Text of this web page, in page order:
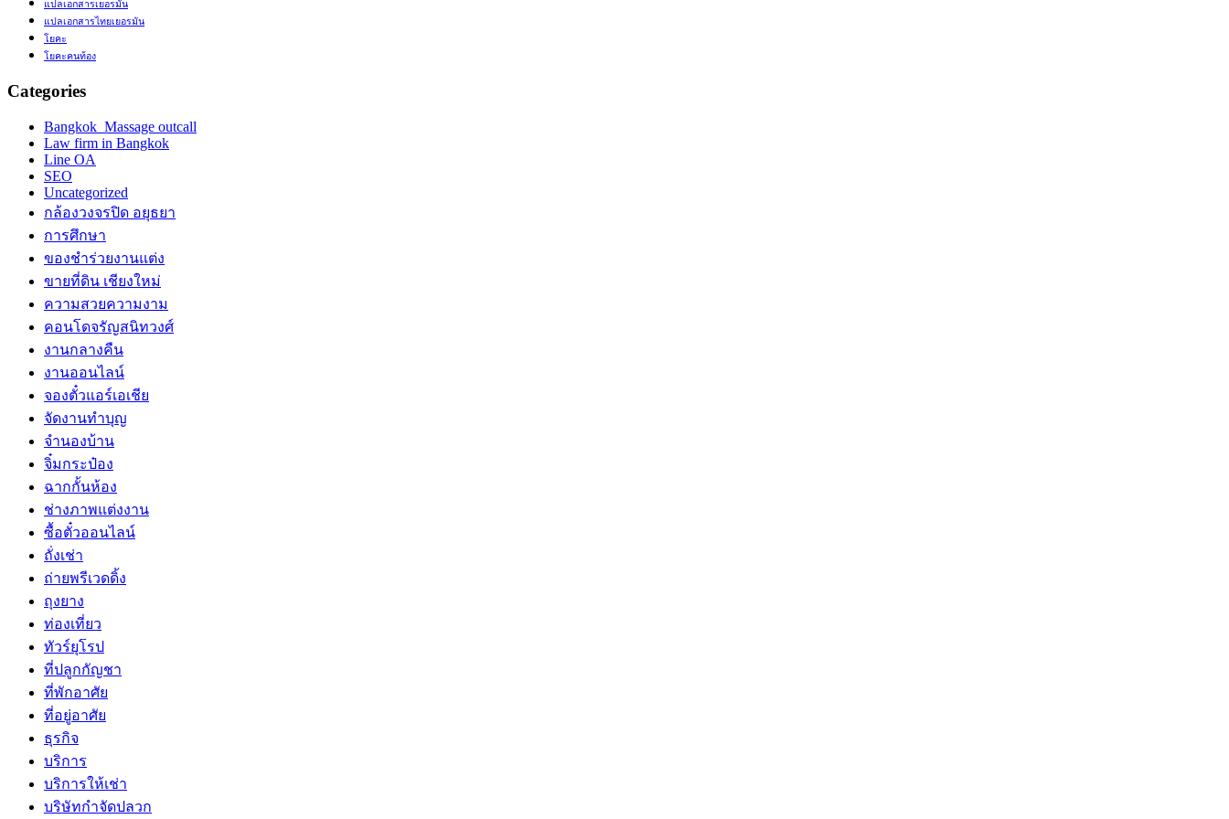
แปลเอกสารเยอรมัน
แปลเอกสารไทยเยอรมัน
โยคะ
โยคะคนท้อง
Categories
Bangkok Massage outcall
Law firm in Bangkok
Line OA
SEO
Uncategorized
กล้องวงจรปิด อยุธยา
การศึกษา
ของชำร่วยงานแต่ง
ขายที่ดิน เชียงใหม่
ความสวยความงาม
คอนโดจรัญสนิทวงศ์
งานกลางคืน
งานออนไลน์
จองตั๋วแอร์เอเชีย
จัดงานทำบุญ
จำนองบ้าน
จิ๋มกระป๋อง
ฉากกั้นห้อง
ช่างภาพแต่งงาน
ซื้อตั๋วออนไลน์
ถั่งเช่า
ถ่ายพรีเวดดิ้ง
ถุงยาง
ท่องเที่ยว
ทัวร์ยุโรป
ที่ปลูกกัญชา
ที่พักอาศัย
ที่อยู่อาศัย
ธุรกิจ
บริการ
บริการให้เช่า
บริษัทกำจัดปลวก